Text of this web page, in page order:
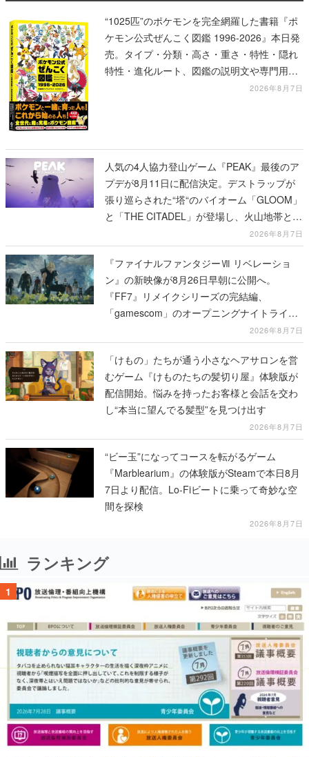
“1025匹”のポケモンを完全網羅した書籍『ポ
ケモン公式ぜんこく図鑑 1996-2026』本日発
売。タイプ・分類・高さ・重さ・特性・隠れ
特性・進化ルート、図鑑の説明文や専門用語
2026年8月7日
人気の4人協力登山ゲーム『PEAK』最後のア
プデが8月11日に配信決定。デストラップが
張り巡らされた“塔“のバイオーム「GLOOM」
と「THE CITADEL」が登場し、火山地帯と入
2026年8月7日
『ファイナルファンタジーⅦ リベレーショ
ン』の新映像が8月26日早朝に公開へ。
『FF7』リメイクシリーズの完結編、
「gamescom」のオープニングナイトライブ
にてディレクターの浜口直樹氏が登壇する予
定
2026年8月7日
「けもの」たちが通う小さなヘアサロンを営
むゲーム『けものたちの髪切り屋』体験版が
配信開始。悩みを持ったお客様と会話を交わ
し“本当に望んでる髪型”を見つけ出す
2026年8月7日
“ビー玉”になってコースを転がるゲーム
『Marblearium』の体験版がSteamで本日8月
7日より配信。Lo-Fiビートに乗って奇妙な空
間を探検
2026年8月7日
ランキング
1